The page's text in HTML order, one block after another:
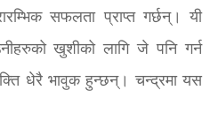
सफलता प्राप्त गर्छन्। यी
खुशीको लागि जे पनि गर्न
धेरै भावुक हुन्छन्। चन्द्रमा यस